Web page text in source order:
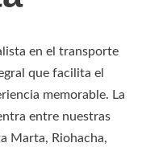
en el transporte
que facilita el
memorable. La
entre nuestras
Marta, Riohacha,